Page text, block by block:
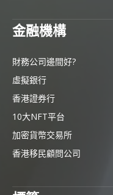
金融機構
財務公司邊間好?
虛擬銀行
香港證券行
10大NFT平台
加密貨幣交易所
香港移民顧問公司